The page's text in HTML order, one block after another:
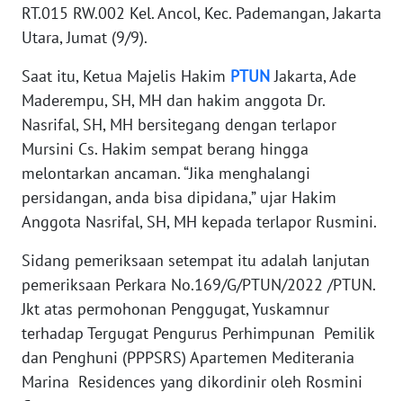
RT.015 RW.002 Kel. Ancol, Kec. Pademangan, Jakarta
Utara, Jumat (9/9).
Saat itu, Ketua Majelis Hakim PTUNJakarta, Ade
Maderempu, SH, MH dan hakim anggota Dr.
Nasrifal, SH, MH bersitegang dengan terlapor
Mursini Cs. Hakim sempat berang hingga
melontarkan ancaman. “Jika menghalangi
persidangan, anda bisa dipidana,” ujar Hakim
Anggota Nasrifal, SH, MH kepada terlapor Rusmini.
Sidang pemeriksaan setempat itu adalah lanjutan
pemeriksaan Perkara No.169/G/PTUN/2022 /PTUN.
Jkt atas permohonan Penggugat, Yuskamnur
terhadap Tergugat Pengurus Perhimpunan Pemilik
dan Penghuni (PPPSRS) Apartemen Mediterania
Marina Residences yang dikordinir oleh Rosmini
WN
BABEL
WN
SUMBAR
WN
SUMSEL
BENGKULU
WN
LAMPUNG
WN